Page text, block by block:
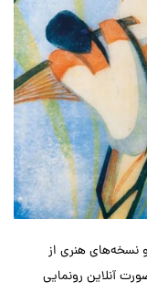
نسخه‌های هنری از
آنلاین رونمایی